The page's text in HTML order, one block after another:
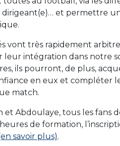
et permettre
vont très rapidement
intégration dans notre
ils pourront, de plus,
en eux et compléter
match.
et Abdoulaye, tous les fans
de formation,
savoir plus).